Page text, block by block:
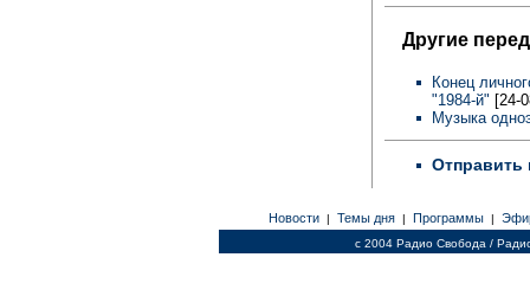
Другие
Конец
"1984-й" [24-
Музыка
Отправить
Новости | Темы дня | Программы |
c 2004 Радио Свобода /